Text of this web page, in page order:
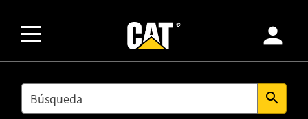
person
SEARCH search